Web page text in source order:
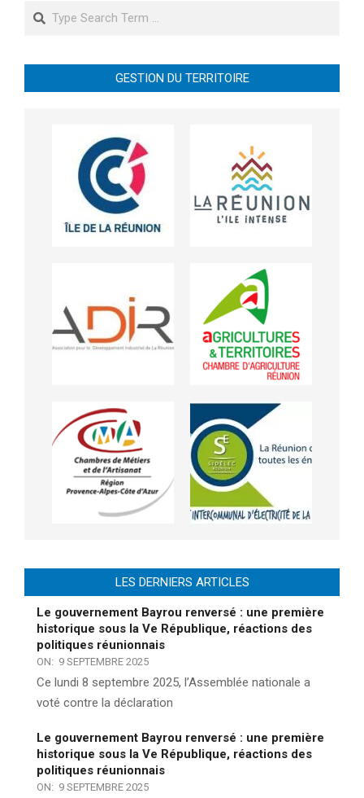
Search
GESTION DU TERRITOIRE
LES DERNIERS ARTICLES
Le gouvernement Bayrou renversé : une première
historique sous la Ve République, réactions des
politiques réunionnais
ON: 9 SEPTEMBRE 2025
Ce lundi 8 septembre 2025, l’Assemblée nationale a
voté contre la déclaration
Le gouvernement Bayrou renversé : une première
historique sous la Ve République, réactions des
politiques réunionnais
ON: 9 SEPTEMBRE 2025